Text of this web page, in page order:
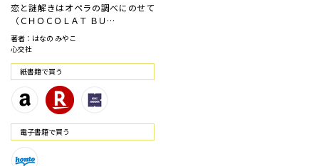
恋と謎解きはオペラの調べにのせて
（ＣＨＯＣＯＬＡＴ ＢＵ…
著者：はなの みやこ
心交社
紙書籍で買う
電⼦書籍で買う